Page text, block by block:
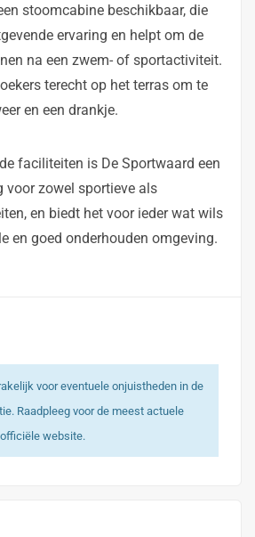
stoomcabine beschikbaar, die
ervaring en helpt om de
na een zwem- of sportactiviteit.
terecht op het terras om te
en een drankje.
faciliteiten is De Sportwaard een
voor zowel sportieve als
en biedt het voor ieder wat wils
en goed onderhouden omgeving.
voor eventuele onjuistheden in de
Raadpleeg voor de meest actuele
website.